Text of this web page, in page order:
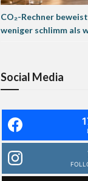
CO₂-Rechner
weniger schlimm als
Social Media